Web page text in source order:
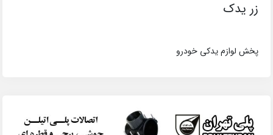
زر یدک
پخش لوازم یدکی خودرو